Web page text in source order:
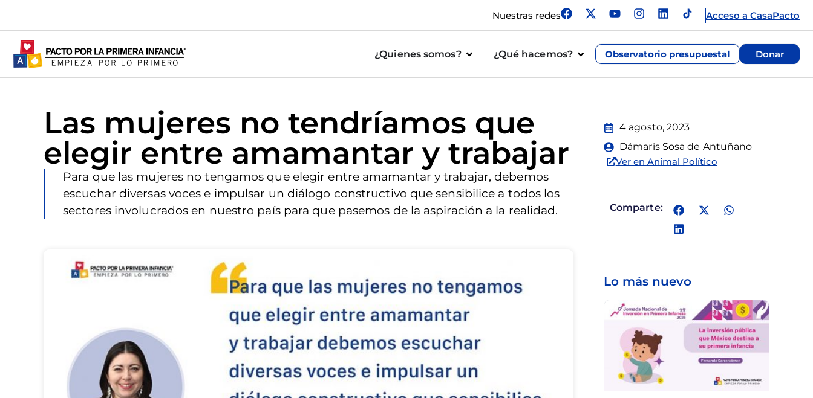
Nuestras redes Acceso a CasaPacto
¿Quienes somos? ¿Qué hacemos? Observatorio presupuestal Donar
Las mujeres no tendríamos que
elegir entre amamantar y trabajar
Para que las mujeres no tengamos que elegir entre amamantar y trabajar, debemos
escuchar diversas voces e impulsar un diálogo constructivo que sensibilice a todos los
sectores involucrados en nuestro país para que pasemos de la aspiración a la realidad.
4 agosto, 2023
Dámaris Sosa de Antuñano
Ver en Animal Político
Comparte:
Lo más nuevo